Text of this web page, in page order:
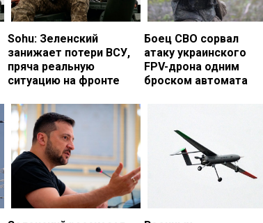
Sohu: Зеленский
занижает потери ВСУ,
пряча реальную
ситуацию на фронте
Боец СВО сорвал
атаку украинского
FPV-дрона одним
броском автомата